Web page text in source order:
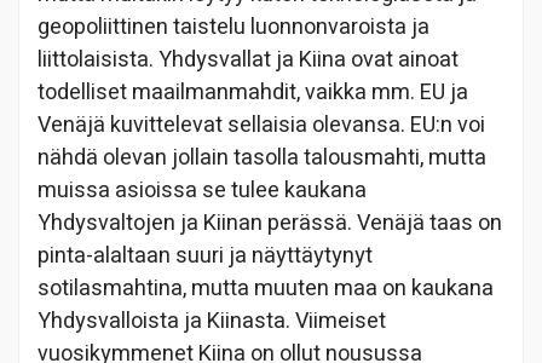
geopoliittinen taistelu luonnonvaroista ja
liittolaisista. Yhdysvallat ja Kiina ovat ainoat
todelliset maailmanmahdit, vaikka mm. EU ja
Venäjä kuvittelevat sellaisia olevansa. EU:n voi
nähdä olevan jollain tasolla talousmahti, mutta
muissa asioissa se tulee kaukana
Yhdysvaltojen ja Kiinan perässä. Venäjä taas on
pinta-alaltaan suuri ja näyttäytynyt
sotilasmahtina, mutta muuten maa on kaukana
Yhdysvalloista ja Kiinasta. Viimeiset
vuosikymmenet Kiina on ollut nousussa